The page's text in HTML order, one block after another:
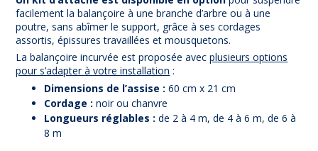
facilement la balançoire à une branche d’arbre ou à une
poutre, sans abîmer le support, grâce à ses cordages
assortis, épissures travaillées et mousquetons.
La balançoire incurvée est proposée avecplusieurs options
pour s’adapter à votre installation :
Dimensions de l’assise : 60 cm x 21 cm
Cordage : noir ou chanvre
Longueurs réglables : de 2 à 4 m, de 4 à 6 m, de 6 à
8 m